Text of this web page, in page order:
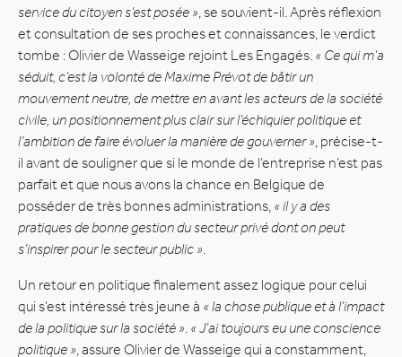
service du citoyen s’est posée » , se souvient-il. Après réflexion
et consultation de ses proches et connaissances, le verdict
tombe : Olivier de Wasseige rejoint Les Engagés. « Ce qui m’a
séduit, c’est la volonté de Maxime Prévot de bâtir un
mouvement neutre, de mettre en avant les acteurs de la société
civile, un positionnement plus clair sur l’échiquier politique et
l’ambition de faire évoluer la manière de gouverner » , précise-t-
il avant de souligner que si le monde de l’entreprise n’est pas
parfait et que nous avons la chance en Belgique de
posséder de très bonnes administrations, « il y a des
pratiques de bonne gestion du secteur privé dont on peut
s’inspirer pour le secteur public »
Un retour en politique finalement assez logique pour celui
qui s’est intéressé très jeune à « la chose publique et à l’impact
de la politique sur la société » « J’ai toujours eu une conscience
politique » , assure Olivier de Wasseige qui a constamment,